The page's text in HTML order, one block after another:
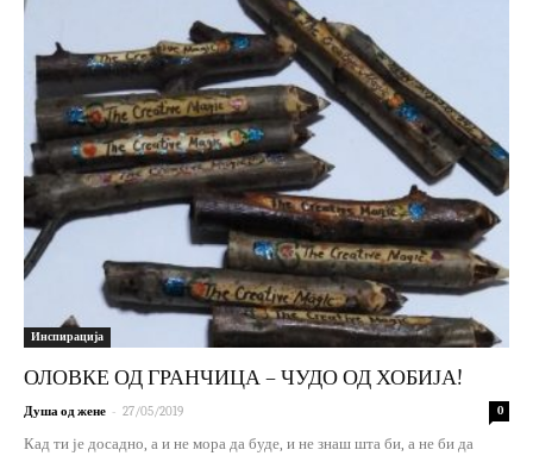
Инспирација
ОЛОВКЕ ОД ГРАНЧИЦА – ЧУДО ОД ХОБИЈА!
Душа од жене - 27/05/2019 0
Кад ти је досадно, а и не мора да буде, и не знаш шта би, а не би да